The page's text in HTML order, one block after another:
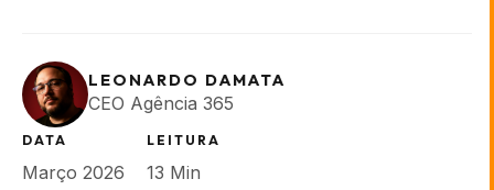
LEONARDO DAMATA
CEO Agência 365
DATA
Março 2026
LEITURA
13 Min